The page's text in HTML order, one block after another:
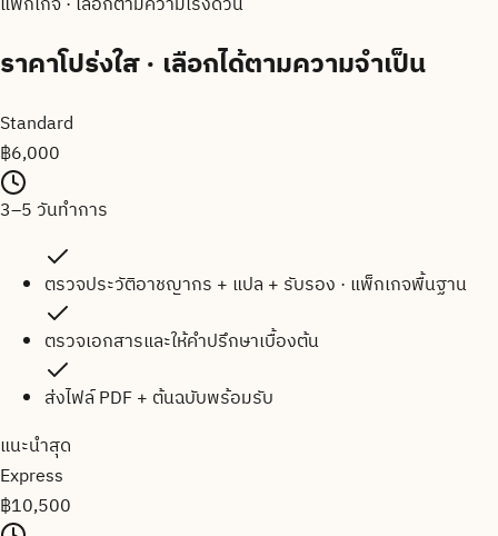
ราคาโปร่งใส· เลือกได้ตามความจำเป็น
Standard
฿6,000
3–5 วันทำการ
ตรวจประวัติอาชญากร + แปล + รับรอง · แพ็กเกจพื้นฐาน
ตรวจเอกสารและให้คำปรึกษาเบื้องต้น
ส่งไฟล์ PDF + ต้นฉบับพร้อมรับ
แนะนำสุด
Express
฿10,500